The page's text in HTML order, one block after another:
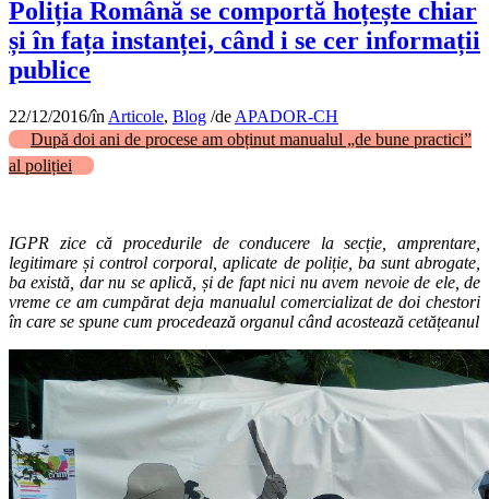
Poliția Română se comportă hoțește chiar
și în fața instanței, când i se cer informații
publice
22/12/2016/în Articole, Blog /de APADOR-CH
După doi ani de procese am obținut manualul „de bune practici”
al poliției
IGPR zice că procedurile de conducere la secție, amprentare,
legitimare și control corporal, aplicate de poliție, ba sunt abrogate,
ba există, dar nu se aplică, și de fapt nici nu avem nevoie de ele, de
vreme ce am cumpărat deja manualul comercializat de doi chestori
în care se spune cum procedează organul când acostează cetățeanul